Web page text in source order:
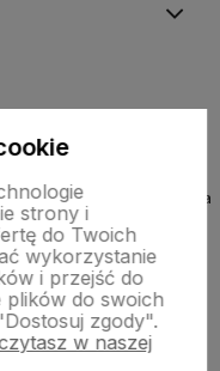
na Ursynowie
górki rowerowej Kazoora
NS Bikes, Marin
Fox, Bell
rowerowy
strony i
do Twoich
wykorzystanie
i przejść do
plików do swoich
zgody".
w naszej